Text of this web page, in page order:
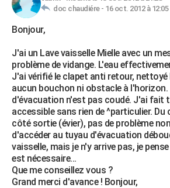
Retraite
Impôts
Epargne
Immobilier
Risques naturels par ville
Banque
Assurance
Crédit
AUTO
Essais
Réserver un essai
Citadines
Berlines
SUV
Forum auto
+HIGH-TECH
Mobiles
Meilleur smartphone
Internet
Ordinateurs
Jeux vidéo
Guide high-tech
+BRICOLAGE
Forum
Aménagement intérieur
Extérieur
Cuisine
Salle de bains
Jardinage
Rangement
WEEK-END
Guides de France
Escapades
Patrimoine
Expositions
Week-end nature
LIFESTYLE
Art de vivre
Bien-être
Loisirs
ModeModes de vie
SANTE
Alimentation
Guide de la santé
Maladies
Médicaments
Sommeil
VOYAGE
Destinations
City break
Voyage nature
Voyage de noces
Forum
Climat
+PHOTO
doc chaudiére - 16 oct. 2012 à 12:05
Bonjour,
J'ai un Lave vaisselle Mielle avec un
problème de vidange. L'eau
J'ai vérifié le clapet anti retour,
aucun bouchon ni obstacle à l'horizon.
d'évacuation n'est pas coudé. J'ai fait
accessible sans rien de ^particulier.
côté sortie (évier), pas de problème
d'accéder au tuyau d'évacuation
vaisselle, mais je n'y arrive pas, je
est nécessaire...
Que me conseillez vous ?
Grand merci d'avance ! Bonjour,